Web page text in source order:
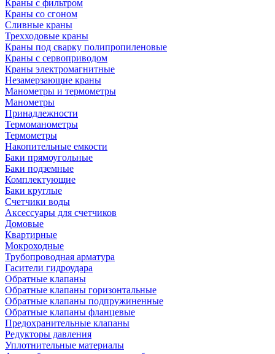
Краны с фильтром
Краны со сгоном
Сливные краны
Трехходовые краны
Краны под сварку полипропиленовые
Краны с сервоприводом
Краны электромагнитные
Незамерзающие краны
Манометры и термометры
Манометры
Принадлежности
Термоманометры
Термометры
Накопительные емкости
Баки прямоугольные
Баки подземные
Комплектующие
Баки круглые
Счетчики воды
Аксессуары для счетчиков
Домовые
Квартирные
Мокроходные
Трубопроводная арматура
Гасители гидроудара
Обратные клапаны
Обратные клапаны горизонтальные
Обратные клапаны подпружиненные
Обратные клапаны фланцевые
Предохранительные клапаны
Редукторы давления
Уплотнительные материалы